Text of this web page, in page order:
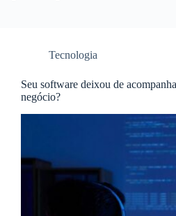
Tecnologia
Seu software deixou de
negócio?